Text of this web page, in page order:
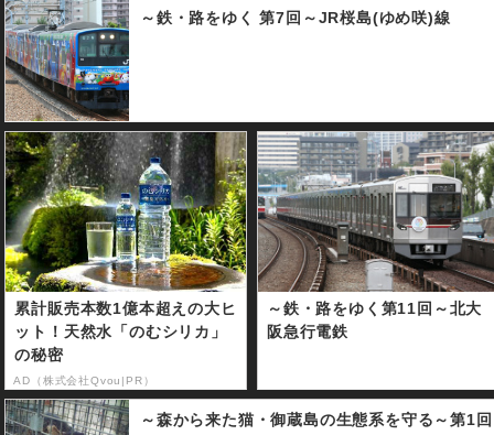
～鉄・路をゆく 第7回～JR桜島(ゆめ咲)線
累計販売本数1億本超えの大ヒ
ット！天然水「のむシリカ」
の秘密
AD（株式会社Qvou|PR）
～鉄・路をゆく第11回～北大
阪急行電鉄
～森から来た猫・御蔵島の生態系を守る～第1回